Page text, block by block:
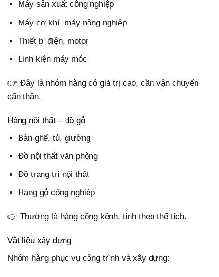
Máy sản xuất công nghiệp
Máy cơ khí, máy nông nghiệp
Thiết bị điện, motor
Linh kiện máy móc
👉 Đây là nhóm hàng có giá trị cao, cần vận chuyển
cẩn thận.
Hàng nội thất – đồ gỗ
Bàn ghế, tủ, giường
Đồ nội thất văn phòng
Đồ trang trí nội thất
Hàng gỗ công nghiệp
👉 Thường là hàng cồng kềnh, tính theo thể tích.
Vật liệu xây dựng
Nhóm hàng phục vụ công trình và xây dựng: